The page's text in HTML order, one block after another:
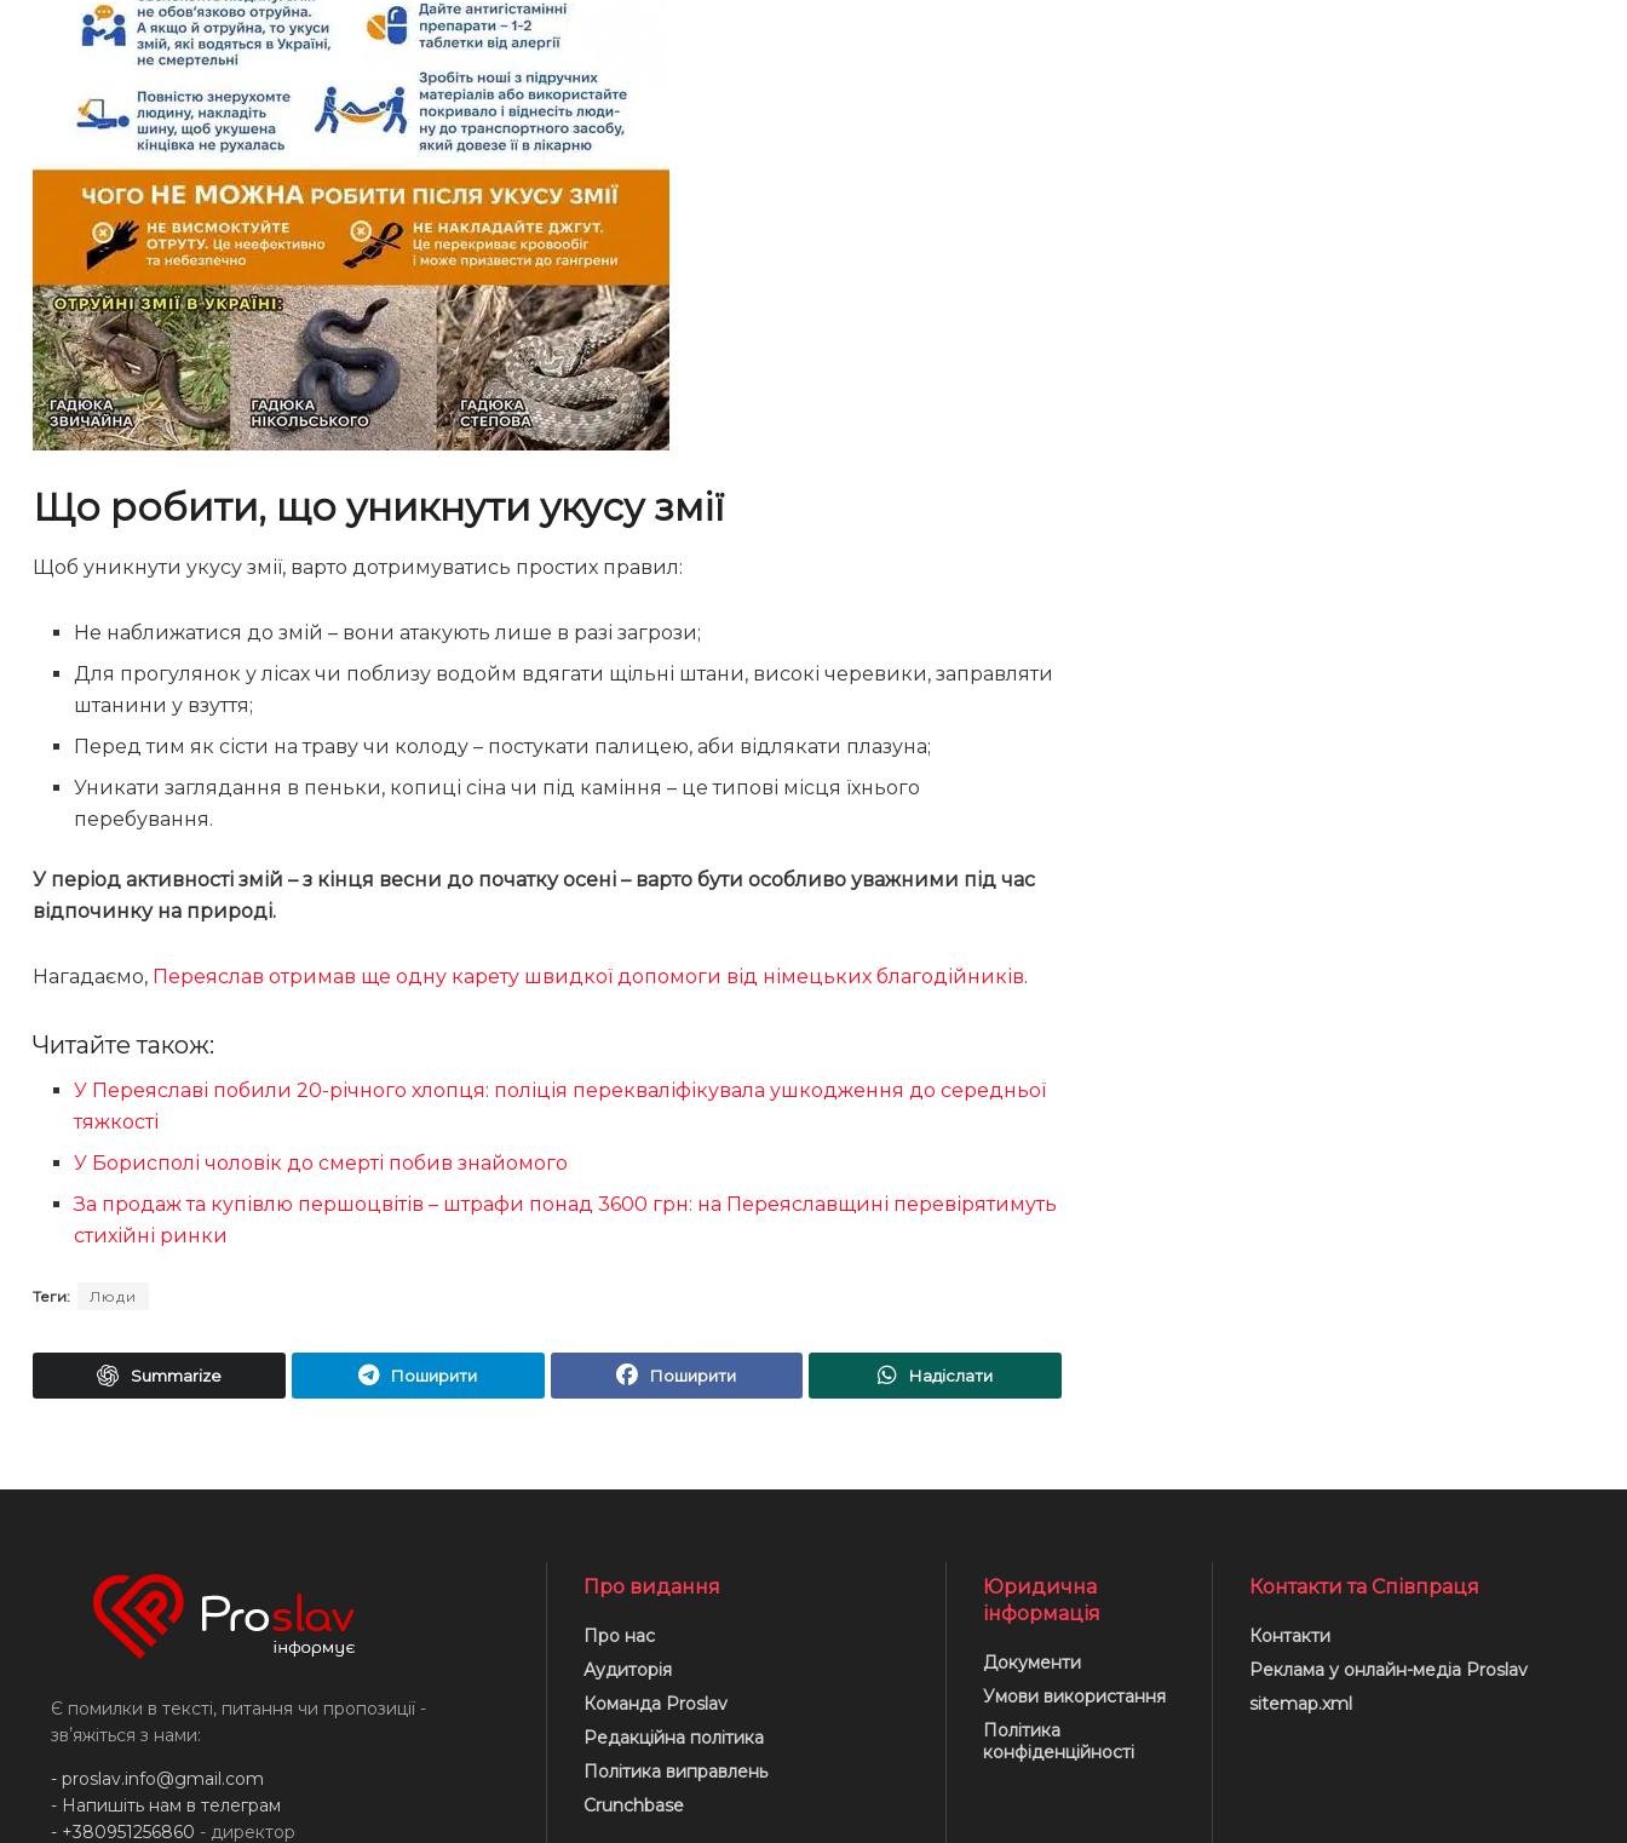
Що робити, що уникнути укусу змії
Щоб уникнути укусу змії, варто дотримуватись простих правил:
Не наближатися до змій – вони атакують лише в разі загрози;
Для прогулянок у лісах чи поблизу водойм вдягати щільні штани, високі черевики, заправляти
штанини у взуття;
Перед тим як сісти на траву чи колоду – постукати палицею, аби відлякати плазуна;
Уникати заглядання в пеньки, копиці сіна чи під каміння – це типові місця їхнього
перебування.
У період активності змій – з кінця весни до початку осені – варто бути особливо уважними під час
відпочинку на природі.
Нагадаємо, Переяслав отримав ще одну карету швидкої допомоги від німецьких благодійників.
Читайте також:
У Переяславі побили 20-річного хлопця: поліція перекваліфікувала ушкодження до середньої
тяжкості
У Борисполі чоловік до смерті побив знайомого
За продаж та купівлю першоцвітів – штрафи понад 3600 грн: на Переяславщині перевірятимуть
стихійні ринки
Теги: Люди
Summarize Поширити Поширити Надіслати
Є помилки в тексті, питання чи пропозиції -
звʼяжіться з нами:
- proslav.info@gmail.com
- Напишіть нам в телеграм
- +380951256860 - директор
Про видання
Про нас
Аудиторія
Команда Proslav
Редакційна політика
Політика виправлень
Crunchbase
Юридична
інформація
Документи
Умови використання
Політика
конфіденційності
Контакти та Співпраця
Контакти
Реклама у онлайн-медіа Proslav
sitemap.xml